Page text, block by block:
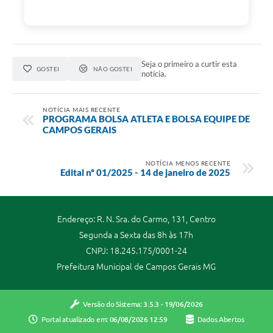
GOSTEI NÃO GOSTEI
Seja o primeiro a curtir esta
notícia.
NOTÍCIA MAIS RECENTE
PROGRAMA BOLSA ATLETA E BOLSA EQUIPE DE
CAMPOS GERAIS
NOTÍCIA MENOS RECENTE
Edital nº 01/2025 - 14 de janeiro de 2025
Endereço: R. N. Sra. do Carmo, 131, Centro
Segunda a Sexta das 8h às 17h
CNPJ: 18.245.175/0001-24
Prefeitura Municipal de Campos Gerais MG
Versão do Sistema: 3.5.3 - 19/06/2026
Portal atualizado em: 06/08/2026 12:59 Dados Abertos